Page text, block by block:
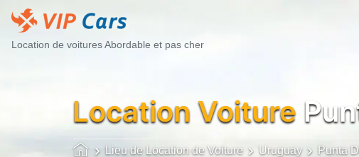
Location de voitures Abordable et pas cher
Location Voiture
Lieu de Location de Voiture Uruguay Punta